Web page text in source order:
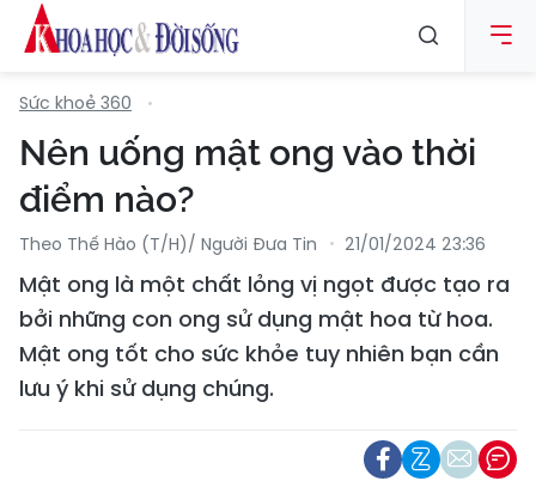
Sức khoẻ 360
Nên uống mật ong vào thời
điểm nào?
Theo Thế Hào (T/h)/ Người Đưa Tin 21/01/2024 23:36
Mật ong là một chất lỏng vị ngọt được tạo ra
bởi những con ong sử dụng mật hoa từ hoa.
Mật ong tốt cho sức khỏe tuy nhiên bạn cần
lưu ý khi sử dụng chúng.